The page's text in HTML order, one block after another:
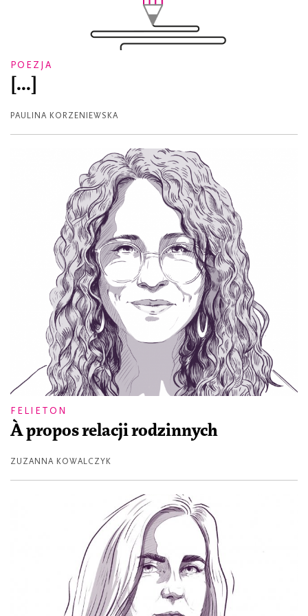
POEZJA
[...]
PAULINA KORZENIEWSKA
FELIETON
À propos relacji rodzinnych
ZUZANNA KOWALCZYK